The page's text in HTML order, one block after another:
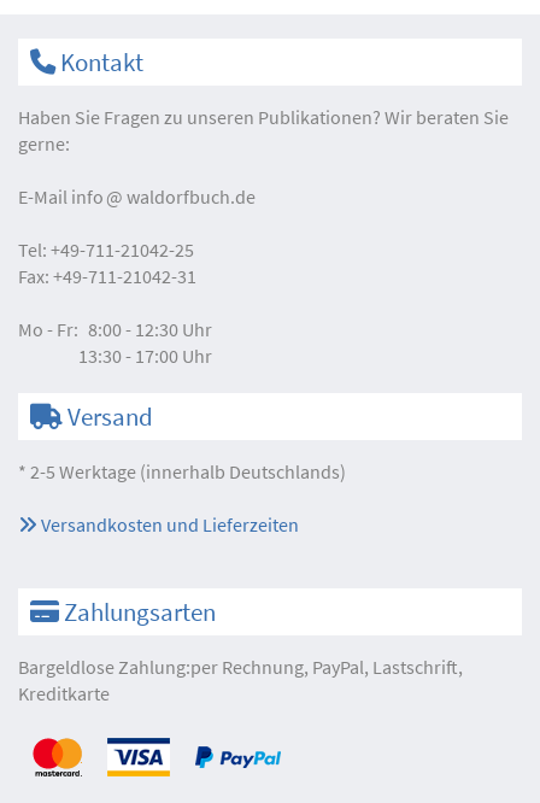
Kontakt
Haben Sie Fragen zu unseren Publikationen? Wir beraten Sie
gerne:
E-Mail info waldorfbuch.de
Tel: +49-711-21042-25
Fax: +49-711-21042-31
Mo - Fr: 8:00 - 12:30 Uhr
13:30 - 17:00 Uhr
Versand
* 2-5 Werktage (innerhalb Deutschlands)
Versandkosten und Lieferzeiten
Zahlungsarten
Bargeldlose Zahlung:per Rechnung, PayPal, Lastschrift,
Kreditkarte